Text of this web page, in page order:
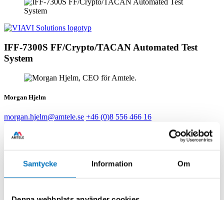
Samtycke Information Om
IFF-7300S FF/Crypto/TACAN Automated Test
System
Morgan Hjelm
morgan.hjelm@amtele.se +46 (0)8 556 466 16